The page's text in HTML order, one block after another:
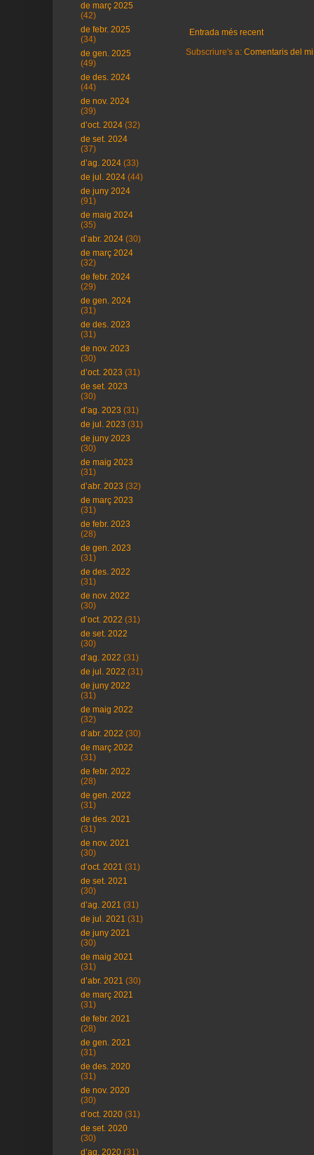
Entrada més recent
Subscriure's a: Comentaris del
de març 2025
(42)
de febr. 2025
(34)
de gen. 2025
(49)
de des. 2024
(44)
de nov. 2024
(39)
d’oct. 2024 (32)
de set. 2024
(37)
d’ag. 2024 (33)
de jul. 2024 (44)
de juny 2024
(91)
de maig 2024
(35)
d’abr. 2024 (30)
de març 2024
(32)
de febr. 2024
(29)
de gen. 2024
(31)
de des. 2023
(31)
de nov. 2023
(30)
d’oct. 2023 (31)
de set. 2023
(30)
d’ag. 2023 (31)
de jul. 2023 (31)
de juny 2023
(30)
de maig 2023
(31)
d’abr. 2023 (32)
de març 2023
(31)
de febr. 2023
(28)
de gen. 2023
(31)
de des. 2022
(31)
de nov. 2022
(30)
d’oct. 2022 (31)
de set. 2022
(30)
d’ag. 2022 (31)
de jul. 2022 (31)
de juny 2022
(31)
de maig 2022
(32)
d’abr. 2022 (30)
de març 2022
(31)
de febr. 2022
(28)
de gen. 2022
(31)
de des. 2021
(31)
de nov. 2021
(30)
d’oct. 2021 (31)
de set. 2021
(30)
d’ag. 2021 (31)
de jul. 2021 (31)
de juny 2021
(30)
de maig 2021
(31)
d’abr. 2021 (30)
de març 2021
(31)
de febr. 2021
(28)
de gen. 2021
(31)
de des. 2020
(31)
de nov. 2020
(30)
d’oct. 2020 (31)
de set. 2020
(30)
d’ag. 2020 (31)